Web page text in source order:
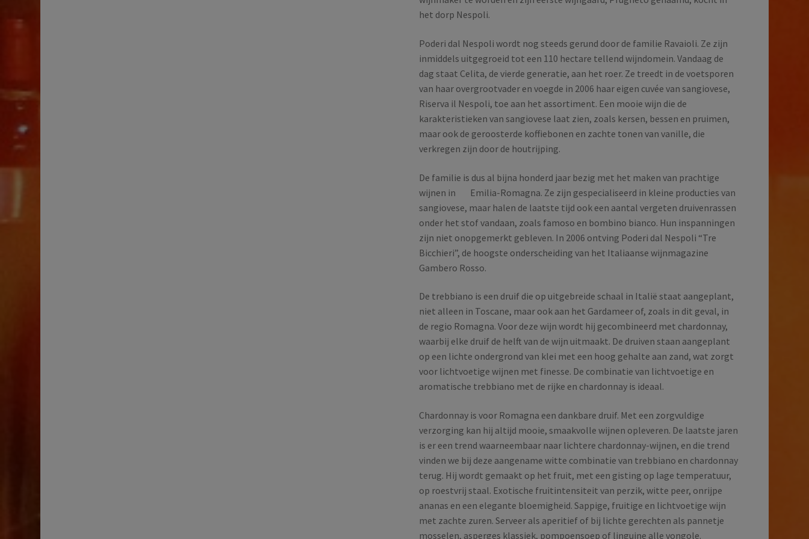
het dorp Nespoli.
Poderi dal Nespoli wordt nog steeds gerund door de familie Ravaioli. Ze zijn
inmiddels uitgegroeid tot een 110 hectare tellend wijndomein. Vandaag de
dag staat Celita, de vierde generatie, aan het roer. Ze treedt in de voetsporen
van haar overgrootvader en voegde in 2006 haar eigen cuvée van sangiovese,
Riserva il Nespoli, toe aan het assortiment. Een mooie wijn die de
karakteristieken van sangiovese laat zien, zoals kersen, bessen en pruimen,
maar ook de geroosterde koffiebonen en zachte tonen van vanille, die
verkregen zijn door de houtrijping.
De familie is dus al bijna honderd jaar bezig met het maken van prachtige
wijnen in Emilia-Romagna. Ze zijn gespecialiseerd in kleine producties van
sangiovese, maar halen de laatste tijd ook een aantal vergeten druivenrassen
onder het stof vandaan, zoals famoso en bombino bianco. Hun inspanningen
zijn niet onopgemerkt gebleven. In 2006 ontving Poderi dal Nespoli “Tre
Bicchieri”, de hoogste onderscheiding van het Italiaanse wijnmagazine
Gambero Rosso.
De trebbiano is een druif die op uitgebreide schaal in Italië staat aangeplant,
niet alleen in Toscane, maar ook aan het Gardameer of, zoals in dit geval, in
de regio Romagna. Voor deze wijn wordt hij gecombineerd met chardonnay,
waarbij elke druif de helft van de wijn uitmaakt. De druiven staan aangeplant
op een lichte ondergrond van klei met een hoog gehalte aan zand, wat zorgt
voor lichtvoetige wijnen met finesse. De combinatie van lichtvoetige en
aromatische trebbiano met de rijke en chardonnay is ideaal.
Chardonnay is voor Romagna een dankbare druif. Met een zorgvuldige
verzorging kan hij altijd mooie, smaakvolle wijnen opleveren. De laatste jaren
is er een trend waarneembaar naar lichtere chardonnay-wijnen, en die trend
vinden we bij deze aangename witte combinatie van trebbiano en chardonnay
terug. Hij wordt gemaakt op het fruit, met een gisting op lage temperatuur,
op roestvrij staal. Exotische fruitintensiteit van perzik, witte peer, onrijpe
ananas en een elegante bloemigheid. Sappige, fruitige en lichtvoetige wijn
met zachte zuren. Serveer als aperitief of bij lichte gerechten als pannetje
mosselen, asperges klassiek, pompoensoep of linguine alle vongole.